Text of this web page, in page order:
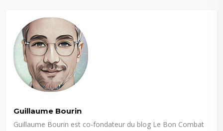
Guillaume Bourin
Guillaume Bourin est co-fondateur du blog Le Bon Combat